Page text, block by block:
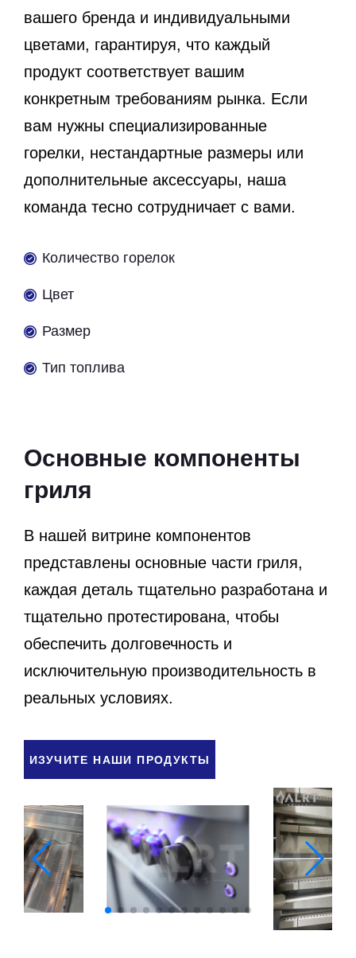
вашего бренда и индивидуальными
цветами, гарантируя, что каждый
продукт соответствует вашим
конкретным требованиям рынка. Если
вам нужны специализированные
горелки, нестандартные размеры или
дополнительные аксессуары, наша
команда тесно сотрудничает с вами.
Количество горелок
Цвет
Размер
Тип топлива
Основные компоненты
гриля
В нашей витрине компонентов
представлены основные части гриля,
каждая деталь тщательно разработана и
тщательно протестирована, чтобы
обеспечить долговечность и
исключительную производительность в
реальных условиях.
ИЗУЧИТЕ НАШИ ПРОДУКТЫ